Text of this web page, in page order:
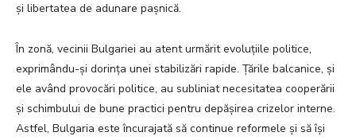
și libertatea de adunare pașnică.
În zonă, vecinii Bulgariei au atent urmărit evoluțiile politice,
exprimându-și dorința unei stabilizări rapide. Țările balcanice, și
ele având provocări politice, au subliniat necesitatea cooperării
și schimbului de bune practici pentru depășirea crizelor interne.
Astfel, Bulgaria este încurajată să continue reformele și să își